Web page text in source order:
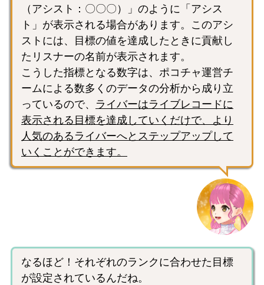
（アシスト：〇〇〇）」のように「アシス
ト」が表示される場合があります。このアシ
ストには、目標の値を達成したときに貢献し
たリスナーの名前が表示されます。
こうした指標となる数字は、ポコチャ運営チ
ームによる数多くのデータの分析から成り立
っているので、 ライバーはライブレコードに
表示される目標を達成していくだけで、より
人気のあるライバーへとステップアップして
いくことができます。
なるほど！それぞれのランクに合わせた目標
が設定されているんだね。